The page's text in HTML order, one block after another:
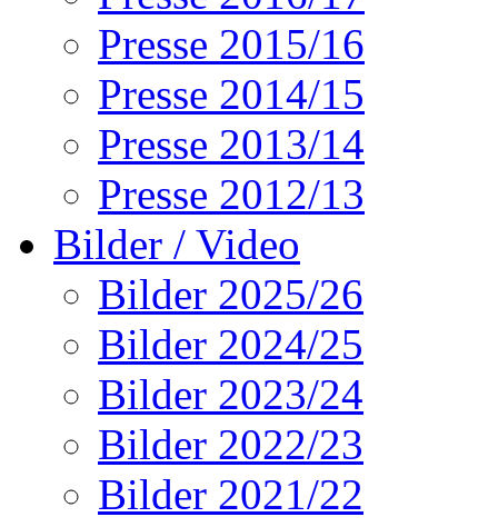
Presse 2015/16
Presse 2014/15
Presse 2013/14
Presse 2012/13
Bilder / Video
Bilder 2025/26
Bilder 2024/25
Bilder 2023/24
Bilder 2022/23
Bilder 2021/22